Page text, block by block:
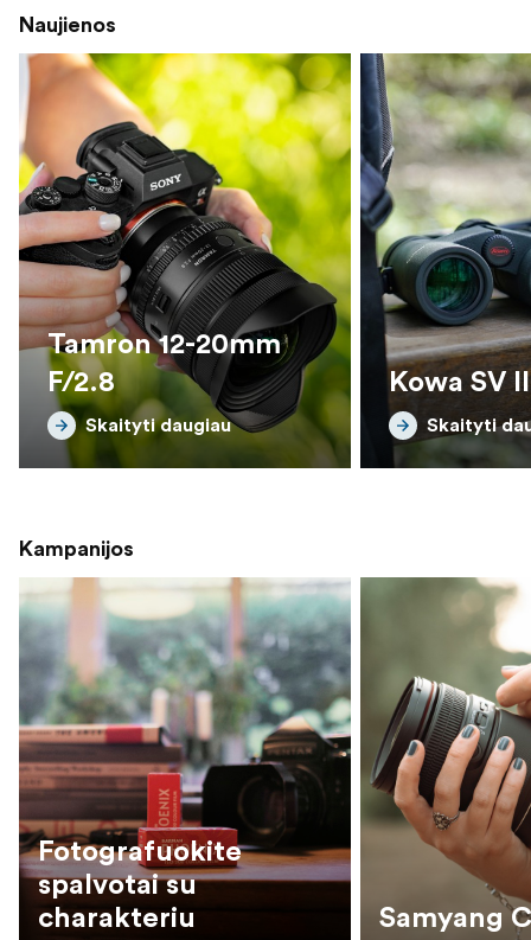
Naujienos
Tamron 12-20mm
F/2.8
Skaityti daugiau
Kowa SV
Skaityti
Kampanijos
Fotografuokite
spalvotai su
charakteriu
Samyang